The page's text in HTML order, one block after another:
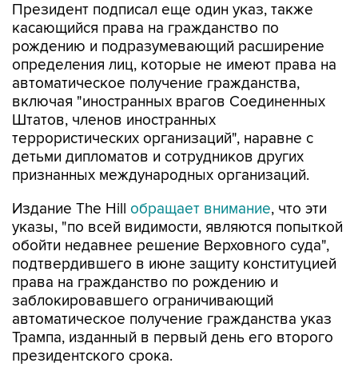
Президент подписал еще один указ, также
касающийся права на гражданство по
рождению и подразумевающий расширение
определения лиц, которые не имеют права на
автоматическое получение гражданства,
включая "иностранных врагов Соединенных
Штатов, членов иностранных
террористических организаций", наравне с
детьми дипломатов и сотрудников других
признанных международных организаций.
Издание The Hill обращает внимание, что эти
указы, "по всей видимости, являются попыткой
обойти недавнее решение Верховного суда",
подтвердившего в июне защиту конституцией
права на гражданство по рождению и
заблокировавшего ограничивающий
автоматическое получение гражданства указ
Трампа, изданный в первый день его второго
президентского срока.